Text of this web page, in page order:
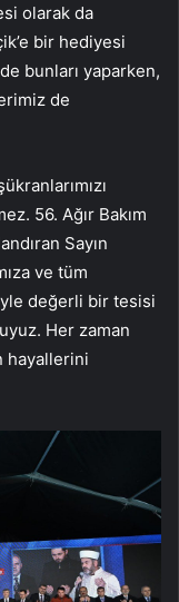
olarak da
bir hediyesi
bunları yaparken,
de
56. Ağır Bakım
Sayın
ve tüm
değerli bir tesisi
Her zaman
hayallerini